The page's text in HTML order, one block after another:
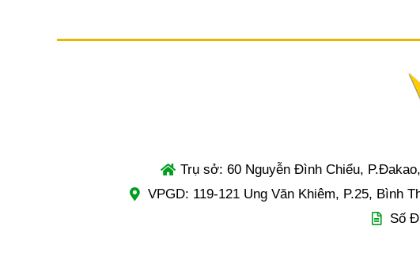
Trụ sở: 60 Nguyễn Đình Chiểu,
VPGD: 119-121 Ung Văn Khiêm, P.25, Bình
Số